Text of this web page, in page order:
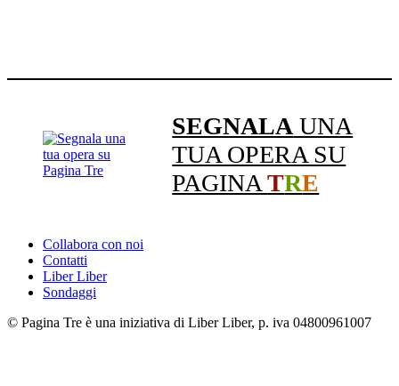
SEGNALA UNA
TUA OPERA SU
PAGINATRE
Collabora con noi
Contatti
Liber Liber
Sondaggi
© Pagina Tre è una iniziativa di Liber Liber, p. iva 04800961007